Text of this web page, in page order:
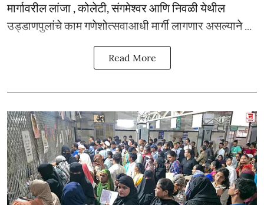
मार्गावरील लांजा , कोलेटी, संगमेश्वर आणि निवळी येथील
उड्डाणपुलांचे काम गणेशोत्सवाआधी मार्गी लागणार असल्याने ...
Read More